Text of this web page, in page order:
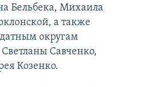
Бельбека, Михаила
а также
округам
Савченко,
Козенко.